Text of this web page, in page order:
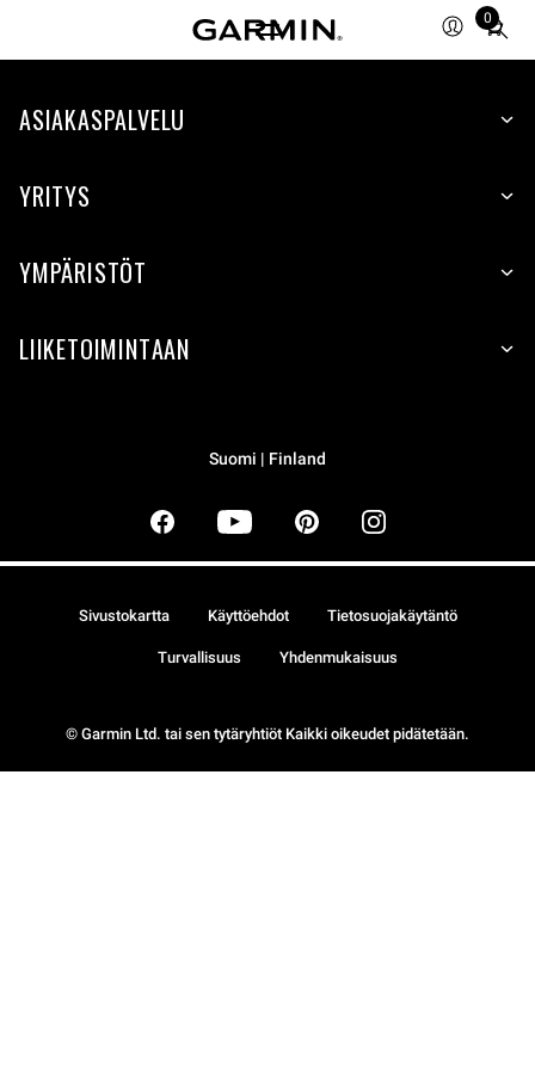
0
Total
items
cart:
ASIAKASPALVELU
YRITYS
YMPÄRISTÖT
LIIKETOIMINTAAN
Suomi | Finland
© Garmin Ltd. tai sen tytäryhtiöt Kaikki oikeudet pidätetään.
Sivustokartta Käyttöehdot Tietosuojakäytäntö
Turvallisuus Yhdenmukaisuus